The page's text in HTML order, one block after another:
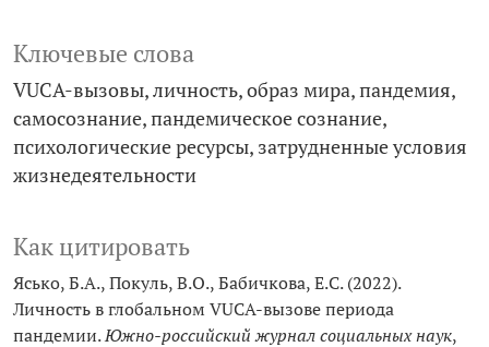
Как цитировать
Ясько, Б.А., Покуль, В.О., Бабичкова, Е.С. (2022).
Личность в глобальном VUCA-вызове периода
пандемии.Южно-российский журнал социальных наук,
Ключевые слова
VUCA-вызовы личность образ мира пандемия
самосознание пандемическое сознание
психологические ресурсы затрудненные условия
жизнедеятельности